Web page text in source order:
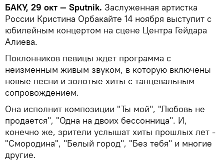
БАКУ, 29 окт — Sputnik. Заслуженная артистка
России Кристина Орбакайте 14 ноября выступит с
юбилейным концертом на сцене Центра Гейдара
Алиева.
Поклонников певицы ждет программа с
неизменным живым звуком, в которую включены
новые песни и золотые хиты с танцевальным
сопровождением.
Она исполнит композиции "Ты мой", "Любовь не
продается", "Одна на двоих бессонница". И,
конечно же, зрители услышат хиты прошлых лет -
"Смородина", "Белый город", "Без тебя" и многие
другие.